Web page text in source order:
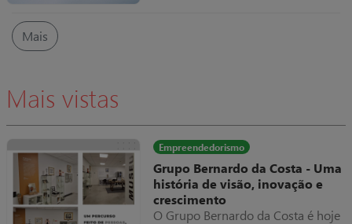
fatura do serviço prestado um
valor exorbitante, suponhamos
10.000€.
Mais
Mais vistas
Empreendedorismo
Grupo Bernardo da Costa - Uma
história de visão, inovação e
crescimento
O Grupo Bernardo da Costa é hoje